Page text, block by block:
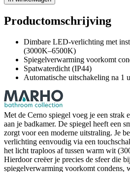
Productomschrijving
Dimbare LED-verlichting met
(3000K–6500K)
Spiegelverwarming voorkomt
Spatwaterdicht (IP44)
Automatische uitschakeling na 1
Met de Cerno spiegel voeg je een strak
aan je badkamer. De spiegel heeft een
zorgt voor een moderne uitstraling. Je
verlichting eenvoudig via een
het licht traploos af tussen warm wit
Hierdoor creëer je precies de sfeer die
spiegelverwarming voorkomt condens,